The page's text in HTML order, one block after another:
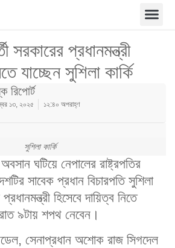
সরকারের প্রধানমন্ত্রী
যাচ্ছেন সুশিলা কার্কি
রিপোর্ট
১৩, ২০২৫ ১২:৪০ অপরাহ্ণ
সুশিলা কার্কি
ঘটিয়ে নেপালের রাষ্ট্রপতির
সাবেক প্রধান বিচারপতি সুশিলা
প্রধানমন্ত্রী হিসেবে দায়িত্ব নিতে
৯টায় শপথ নেবেন।
সেনাপ্রধান অশোক রাজ সিগদেল